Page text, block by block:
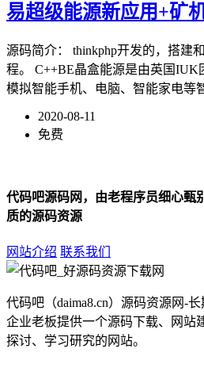
易超级能源新应用+矿
源码简介： thinkphp开发的，搭建
程。 C++BE晶盒能源是由英国IUK
模拟智能手机、电脑、智能家电等
2020-08-11
免费
代码吧源码网，由老程序员细心甄
质的源码资源
网站介绍 联系我们
代码吧（daima8.cn）源码资源网-
企业老板提供一个源码下载、网站
探讨、学习研究的网站。